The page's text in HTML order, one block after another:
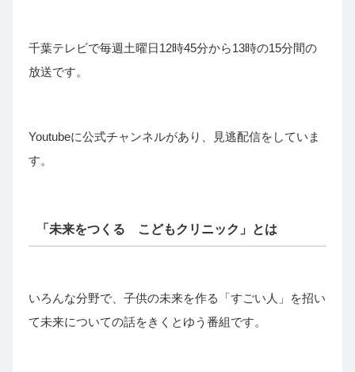
千葉テレビで毎週土曜日12時45分から13時の15分間の
放送です。
Youtubeに公式チャンネルがあり、見逃配信をしていま
す。
「未来をつくる こどもクリニック」とは
いろんな分野で、子供の未来を作る「すごい人」を招い
て未来についての話をきくとゆう番組です。